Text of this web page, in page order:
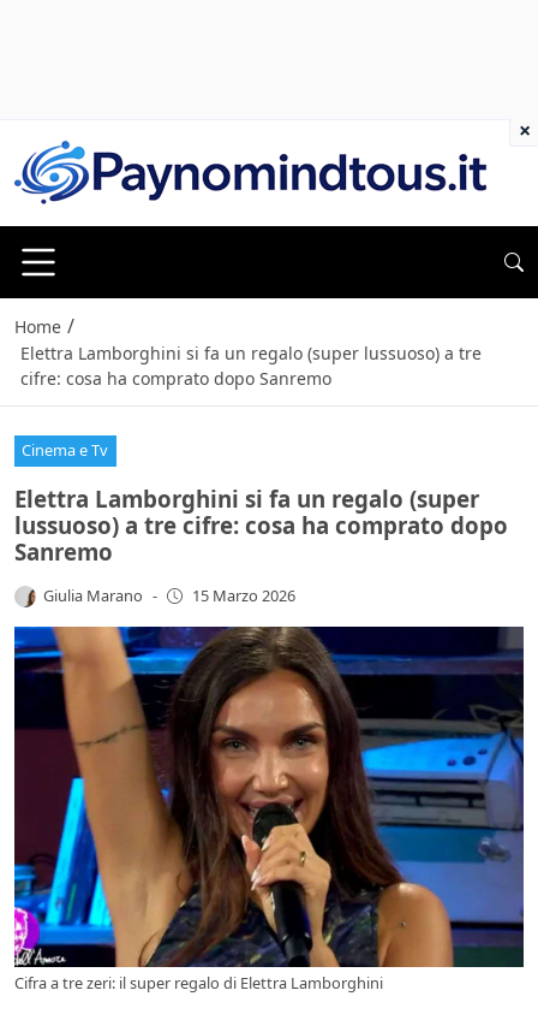
Home /
Elettra Lamborghini si fa un regalo (super lussuoso) a tre
cifre: cosa ha comprato dopo Sanremo
Cinema e Tv
Elettra Lamborghini si fa un regalo (super
lussuoso) a tre cifre: cosa ha comprato dopo
Sanremo
Giulia Marano - 15 Marzo 2026
Cifra a tre zeri: il super regalo di Elettra Lamborghini
×